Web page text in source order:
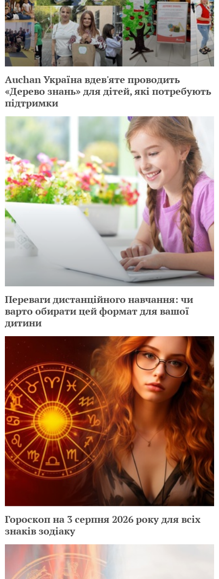
Auchan Україна вдев'яте проводить
«Дерево знань» для дітей, які потребують
підтримки
Переваги дистанційного навчання: чи
варто обирати цей формат для вашої
дитини
Гороскоп на 3 серпня 2026 року для всіх
знаків зодіаку